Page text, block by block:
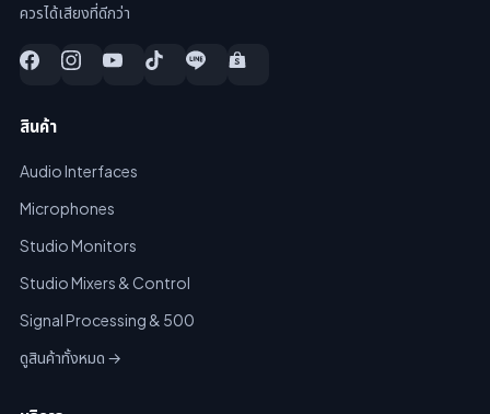
ควรได้เสียงที่ดีกว่า
สินค้า
Audio Interfaces
Microphones
Studio Monitors
Studio Mixers & Control
Signal Processing & 500
ดูสินค้าทั้งหมด →